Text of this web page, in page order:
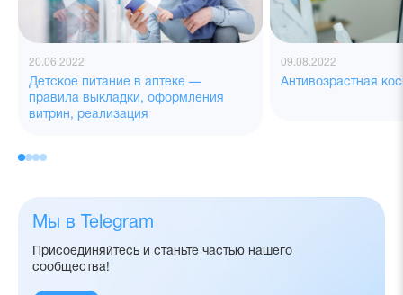
20.06.2022
Детское питание в аптеке —
правила выкладки, оформления
витрин, реализация
09.08.2022
Антивозрастная
Мы в Telegram
Присоединяйтесь и станьте частью нашего
сообщества!